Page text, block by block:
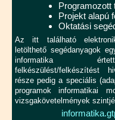
Programozott
Projekt alapú
Oktatási
Az itt található
letölthető segédanyagok
informatika
felkészülést/felkészítést
része pedig a speciális
programok informatikai
vizsgakövetelmények